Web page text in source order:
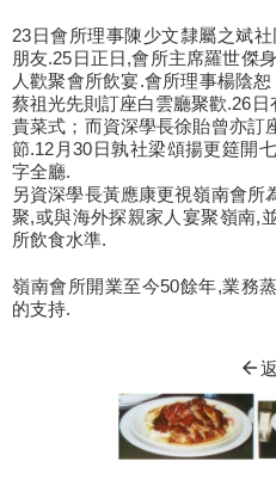
23日會所理事陳少文隸屬之斌
朋友.25日正日,會所主席羅世傑
人歡聚會所飲宴.會所理事楊陰
蔡祖光先則訂座白雲廳聚歡.26
貴菜式；而資深學長徐貽曾亦訂
節.12月30日孰社梁頌揚更筵開
字全廳.
另資深學長黃應康更視嶺南會所
聚,或與海外探親家人宴聚嶺南,
所飲食水準.
嶺南會所開業至今50餘年,業務
的支持.
arrow_back